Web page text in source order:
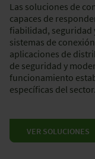
Las soluciones de
capaces de
fiabilidad, seguridad
sistemas de
aplicaciones de
de seguridad y
funcionamiento
específicas del sector.
VER SOLUCIONES